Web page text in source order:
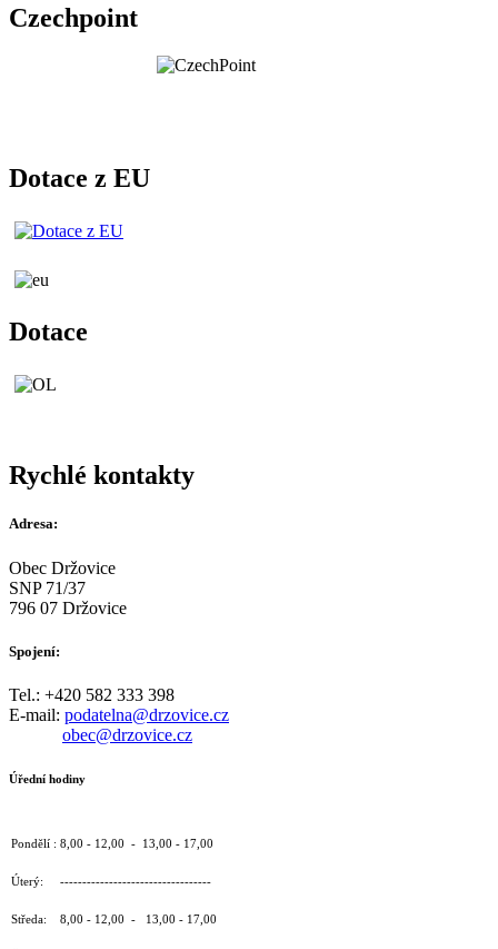
Czechpoint
Dotace z EU
Dotace
Rychlé kontakty
Adresa:
Obec Držovice
SNP 71/37
796 07 Držovice
Spojení:
Tel.: +420 582 333 398
E-mail: podatelna@drzovice.cz
obec@drzovice.cz
Úřední hodiny
Pondělí : 8,00 - 12,00 - 13,00 - 17,00
Úterý: ----------------------------------
Středa: 8,00 - 12,00 - 13,00 - 17,00